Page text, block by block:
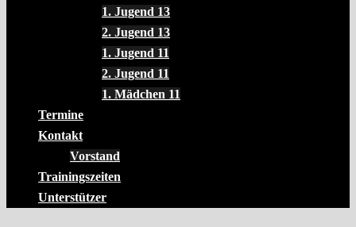
1. Jugend 13
2. Jugend 13
1. Jugend 11
2. Jugend 11
1. Mädchen 11
Termine
Kontakt
Vorstand
Trainingszeiten
Unterstützer